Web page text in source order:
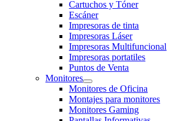
Cartuchos y Tóner
Escáner
Impresoras de tinta
Impresoras Láser
Impresoras Multifuncional
Impresoras portatiles
Puntos de Venta
Monitores
Monitores de Oficina
Montajes para monitores
Monitores Gaming